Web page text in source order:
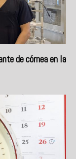
de córnea en la